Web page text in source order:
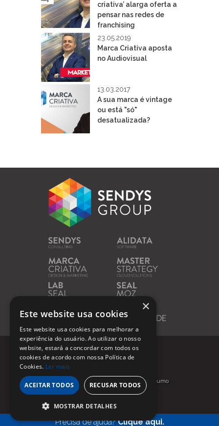
criativa’ alarga oferta a
pensar nas redes de
franchising
23.05.2019
Marca Criativa aposta
no Audiovisual
13.03.2017
A sua marca é vintage
ou está "só"
desatualizada?
Precisa de ajuda?Clique aqui.
Contactos
Condições de Utilização
Política de Privacidade
Resolução Alternativa de Litígios de Consumo
© Marca Criativa |
Todos os direitos
reservados
×
Este website usa cookies
Este website usa cookies para melhorar a
experiência do usuário. Ao utilizar o nosso
website, estará a concordar com todos os
cookies de acordo com nossa Política de
Cookies. Ler mais
ACEITAR TODOS RECUSAR TODOS
MOSTRAR DETALHES